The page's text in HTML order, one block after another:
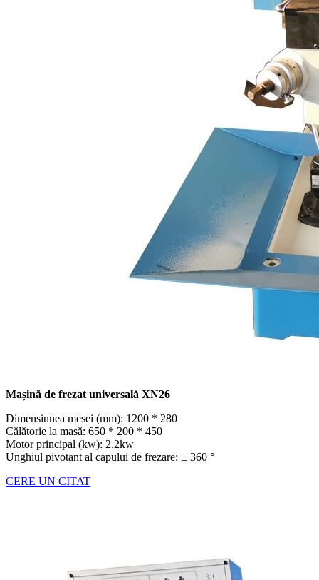
Mașină de frezat universală XN26
Dimensiunea mesei (mm): 1200 * 280
Călătorie la masă: 650 * 200 * 450
Motor principal (kw): 2.2kw
Unghiul pivotant al capului de frezare: ± 360 °
CERE UN CITAT